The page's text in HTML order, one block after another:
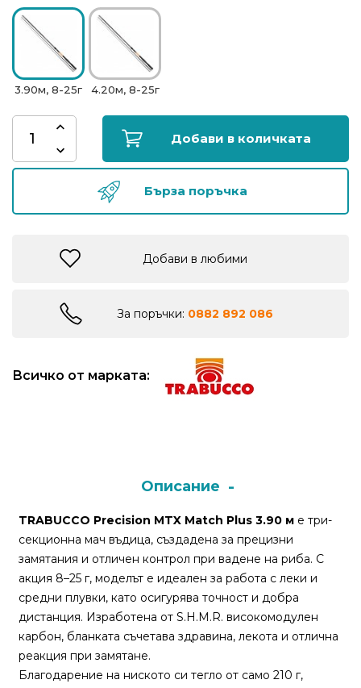
Куки
риболов
Дрехи
за
риболов
Лодки
примамки
Комплекти
за
риболов
Сонари
3.90м, 8-25г 4.20м, 8-25г
Добави в количката
Бърза поръчка
Добави в любими
За поръчки: 0882 892 086
Всичко от марката:
Описание
TRABUCCO Precision MTX Match Plus 3.90 м е три-
секционна мач въдица, създадена за прецизни
замятания и отличен контрол при вадене на риба. С
акция 8–25 г, моделът е идеален за работа с леки и
средни плувки, като осигурява точност и добра
дистанция. Изработена от S.H.M.R. високомодулен
карбон, бланката съчетава здравина, лекота и отлична
реакция при замятане.
Благодарение на ниското си тегло от само 210 г,